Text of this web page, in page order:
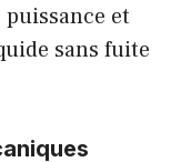
et
sans fuite